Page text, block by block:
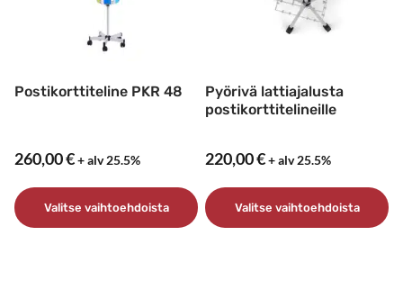
Postikorttiteline PKR 48
260,00€+ alv 25.5%
Valitse vaihtoehdoista
Pyörivä lattiajalusta
postikorttitelineille
220,00€+ alv 25.5%
Valitse vaihtoehdoista